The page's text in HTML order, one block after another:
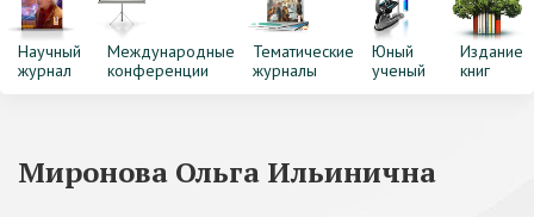
Научный
журнал
Международные
конференции
Тематические
журналы
Юный
ученый
Издание
книг
Миронова Ольга Ильинична